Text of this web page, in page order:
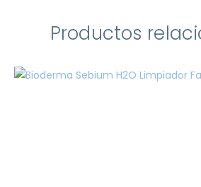
Productos